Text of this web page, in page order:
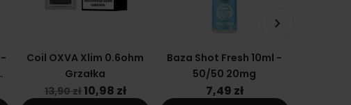
Coil OXVA Xlim 0.6ohm
Grzałka
13,90 zł 10,98 zł
Baza Shot Fresh 10ml -
50/50 20mg
7,49 zł
keyboard_arrow_right